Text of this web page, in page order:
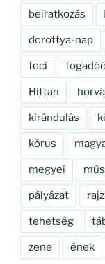
beiratkozás
dorottya-nap
foci
Hittan
kirándulás
kórus
megyei
pályázat rajz
tehetség
zene ének